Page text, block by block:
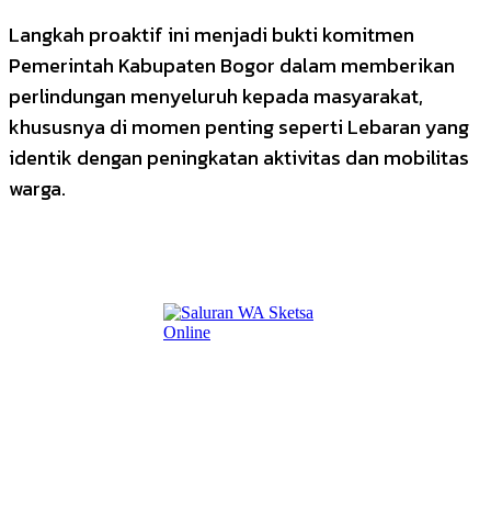
Langkah proaktif ini menjadi bukti komitmen
Pemerintah Kabupaten Bogor dalam memberikan
perlindungan menyeluruh kepada masyarakat,
khususnya di momen penting seperti Lebaran yang
identik dengan peningkatan aktivitas dan mobilitas
warga.